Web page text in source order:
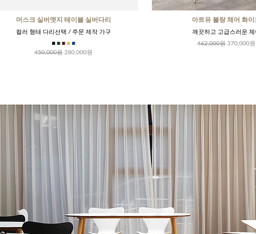
머스크 실버엣지 테이블 실버다리
컬러 형태 다리선택 / 주문 제작 가구
■ ■ ■ ■ ■
450,000원 280,000원
아트유 블랑 체어 화이
깨끗하고 고급스러운 체
462,000원 370,000원